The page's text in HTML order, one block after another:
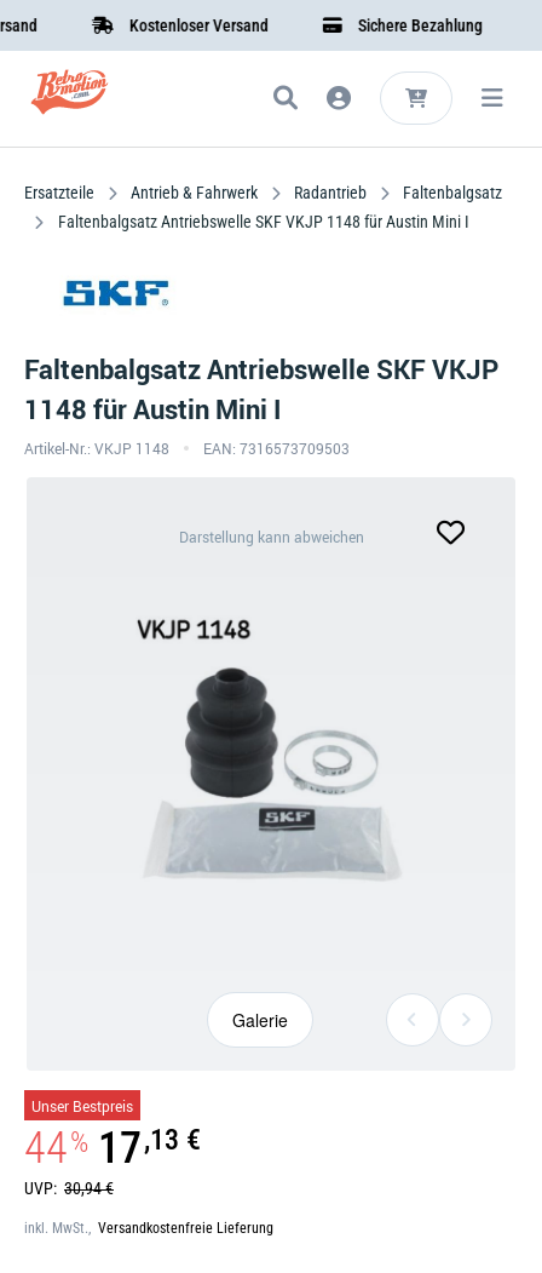
Kostenloser Versand Sichere Bezahlung
Ersatzteile Antrieb & Fahrwerk Radantrieb
Faltenbalgsatz
Faltenbalgsatz Antriebswelle SKF VKJP 1148 für Austin Mini I
Faltenbalgsatz Antriebswelle SKF VKJP
1148 für Austin Mini I
Artikel-Nr.: VKJP 1148 EAN: 7316573709503
Galerie
öffnen
Darstellung kann abweichen
Galerie
UVP: 30,94 €
44% 17,13 €
Unser Bestpreis
inkl. MwSt., Versandkostenfreie Lieferung